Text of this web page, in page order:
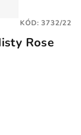
Rose
KÓD:3732/22